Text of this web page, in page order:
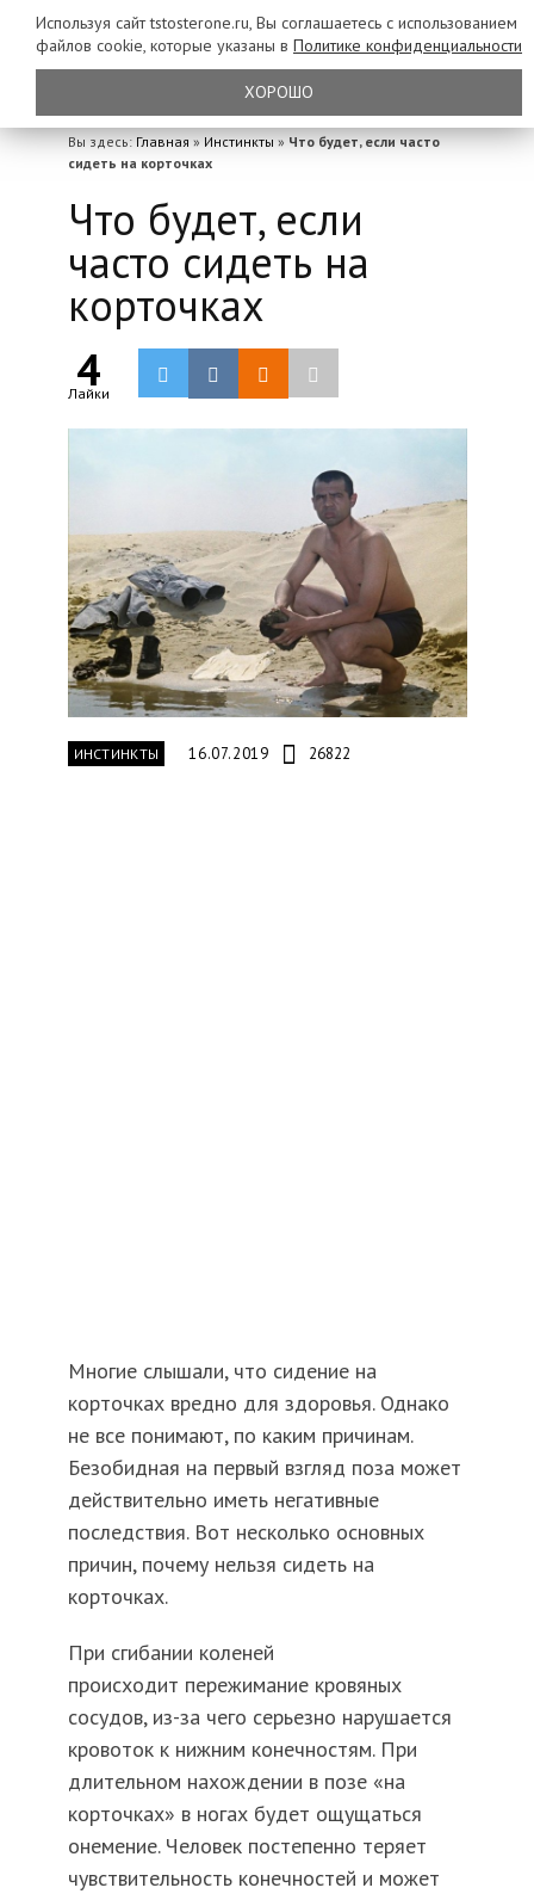
Вы здесь: Главная » Инстинкты » Что будет, если часто
сидеть на корточках
Что будет, если
часто сидеть на
корточках
4
Лайки
ИНСТИНКТЫ 16.07.2019 26822
Многие слышали, что сидение на
корточках вредно для здоровья. Однако
не все понимают, по каким причинам.
Безобидная на первый взгляд поза может
действительно иметь негативные
последствия. Вот несколько основных
причин, почему нельзя сидеть на
корточках.
При сгибании коленей
происходит пережиманиекровяных
сосудов, из-за чего серьезно нарушается
кровоток к нижним конечностям. При
длительном нахождении в позе «на
корточках» в ногах будет ощущаться
онемение. Человек постепенно теряет
чувствительность конечностей и может
Используя сайт tstosterone.ru, Вы соглашаетесь с использованием
файлов cookie, которые указаны в Политике конфиденциальности
ХОРОШО